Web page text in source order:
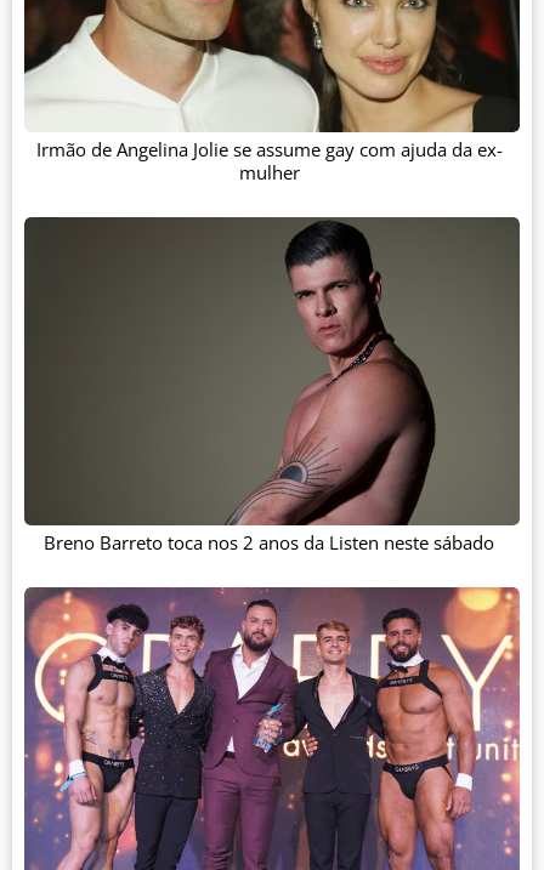
Irmão de Angelina Jolie se assume gay com ajuda da ex-
mulher
Breno Barreto toca nos 2 anos da Listen neste sábado